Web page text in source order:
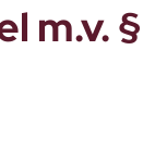
m.v. §